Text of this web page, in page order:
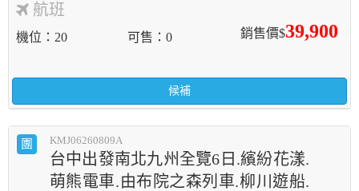
航班
銷售價$39,900
機位 20 可售 0
候補
團 KMJ06260809A
台中出發南北九州全覽6日.繽紛花漾.
萌熊電車.由布院之森列車.柳川遊船.